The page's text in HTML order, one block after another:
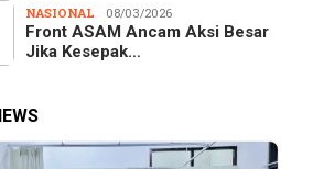
NASIONAL 08/03/2026
Front ASAM Ancam Aksi Besar
Jika Kesepak…